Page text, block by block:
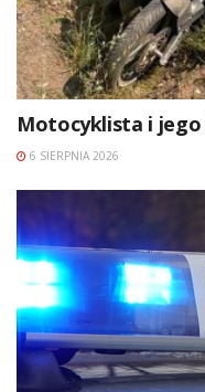
Motocyklista i
6 SIERPNIA 2026